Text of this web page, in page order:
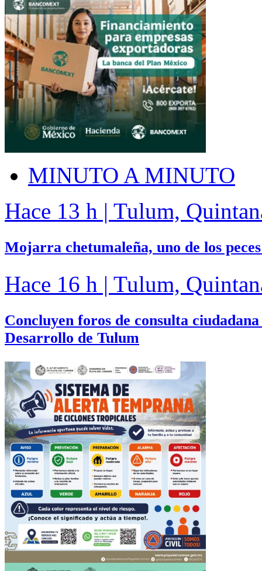
MINUTO A MINUTO
Hace 13 h | Tulum,
Mojarra chetumaleña, uno de los
Hace 16 h | Tulum,
Concluyen foros de consulta
Desarrollo de Tulum